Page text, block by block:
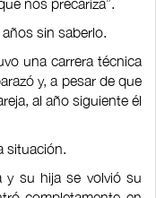
nos precariza”.
sin saberlo.
una carrera técnica
y, a pesar de que
al año siguiente él
situación.
y su hija se volvió su